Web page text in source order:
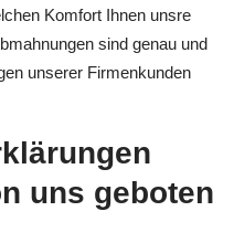
Komfort Ihnen unsre
sind genau und
unserer Firmenkunden
uns geboten